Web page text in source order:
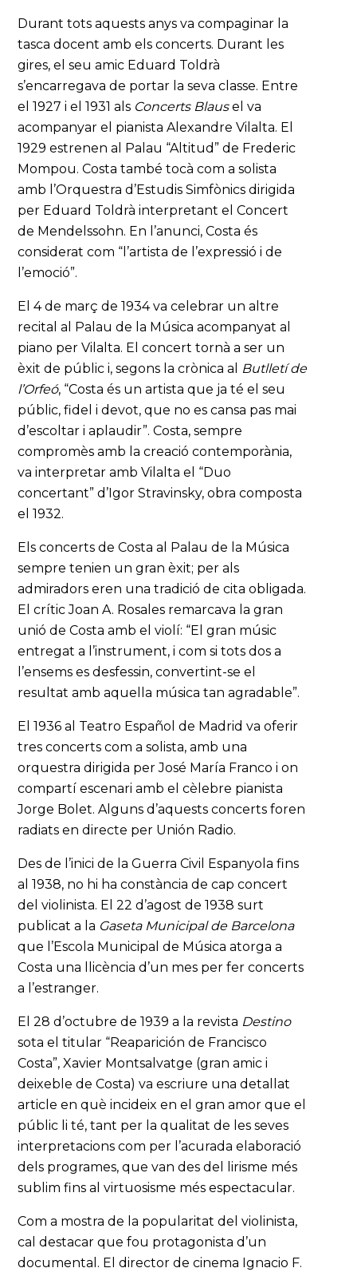
Durant tots aquests anys va compaginar la
tasca docent amb els concerts. Durant les
gires, el seu amic Eduard Toldrà
s’encarregava de portar la seva classe. Entre
el 1927 i el 1931 als Concerts Blausel va
acompanyar el pianista Alexandre Vilalta. El
1929 estrenen al Palau “Altitud” de Frederic
Mompou. Costa també tocà com a solista
amb l’Orquestra d’Estudis Simfònics dirigida
per Eduard Toldrà interpretant el Concert
de Mendelssohn. En l’anunci, Costa és
considerat com “l’artista de l’expressió i de
l’emoció”.
El 4 de març de 1934 va celebrar un altre
recital al Palau de la Música acompanyat al
piano per Vilalta. El concert tornà a ser un
èxit de públic i, segons la crònica al Butlletí de
l’Orfeó, “Costa és un artista que ja té el seu
públic, fidel i devot, que no es cansa pas mai
d’escoltar i aplaudir”. Costa, sempre
compromès amb la creació contemporània,
va interpretar amb Vilalta el “Duo
concertant” d’Igor Stravinsky, obra composta
el 1932.
Els concerts de Costa al Palau de la Música
sempre tenien un gran èxit; per als
admiradors eren una tradició de cita obligada.
El crític Joan A. Rosales remarcava la gran
unió de Costa amb el violí: “El gran músic
entregat a l’instrument, i com si tots dos a
l’ensems es desfessin, convertint-se el
resultat amb aquella música tan agradable”.
El 1936 al Teatro Español de Madrid va oferir
tres concerts com a solista, amb una
orquestra dirigida per José María Franco i on
compartí escenari amb el cèlebre pianista
Jorge Bolet. Alguns d’aquests concerts foren
radiats en directe per Unión Radio.
Des de l’inici de la Guerra Civil Espanyola fins
al 1938, no hi ha constància de cap concert
del violinista. El 22 d’agost de 1938 surt
publicat a la Gaseta Municipal de Barcelona
que l’Escola Municipal de Música atorga a
Costa una llicència d’un mes per fer concerts
a l’estranger.
El 28 d’octubre de 1939 a la revista Destino
sota el titular “Reaparición de Francisco
Costa”, Xavier Montsalvatge (gran amic i
deixeble de Costa) va escriure una detallat
article en què incideix en el gran amor que el
públic li té, tant per la qualitat de les seves
interpretacions com per l’acurada elaboració
dels programes, que van des del lirisme més
sublim fins al virtuosisme més espectacular.
Com a mostra de la popularitat del violinista,
cal destacar que fou protagonista d’un
documental. El director de cinema Ignacio F.